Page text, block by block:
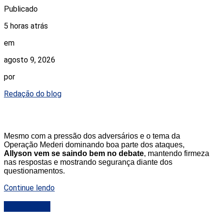
Publicado
5 horas atrás
em
agosto 9, 2026
por
Redação do blog
Mesmo com a pressão dos adversários e o tema da
Operação Mederi dominando boa parte dos ataques,
Allyson vem se saindo bem no debate, mantendo firmeza
nas respostas e mostrando segurança diante dos
questionamentos.
Continue lendo